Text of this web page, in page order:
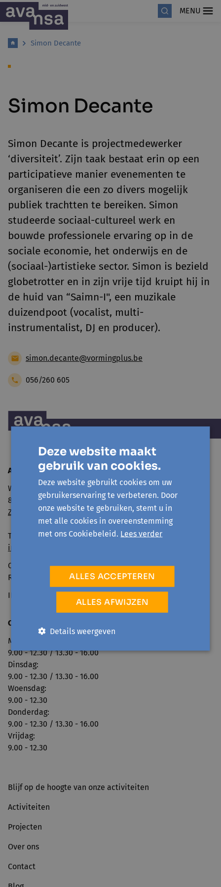
MENU
Simon Decante
Simon Decante
Simon Decante is projectmedewerker
‘diversiteit’. Zijn taak bestaat erin op een
participatieve manier evenementen te
organiseren die een zo divers mogelijk
publiek trachtten te bereiken. Simon
studeerde sociaal-cultureel werk en
bouwde professionele ervaring op in de
sociale economie, het onderwijs en de
(sociaal-)artistieke sector. Simon is bezield
globetrotter en in zijn vrije tijd kruipt hij in
de huid van “Saimn-I", een muzikale
duizendpoot (vocalist, multi-
instrumentalist, DJ en producer).
simon.decante@vormingplus.be
056/260 605
Avansa
Mid- en Zuidwest
Wandelweg 11
8500 Kortrijk
Zo geraak je er
Tel: 056 260 600
info@avansa-mzw.be
Ondernemingsnummer: BE0859.901.733
RPR GENT, afd. KORTRIJK
IBAN BE69 0014 0920 4478
Openingsuren onthaal:
Maandag:
9.00 - 12.30 / 13.30 - 16.00
Dinsdag:
9.00 - 12.30 / 13.30 - 16.00
Woensdag:
9.00 - 12.30
Donderdag:
9.00 - 12.30 / 13.30 - 16.00
Vrijdag:
9.00 - 12.30
Blijf op de hoogte van onze activiteiten
Activiteiten
Projecten
Over ons
Contact
Deze website maakt
gebruik van cookies.
Deze website gebruikt cookies om uw
gebruikerservaring te verbeteren. Door
onze website te gebruiken, stemt u in
met alle cookies in overeenstemming
met ons Cookiebeleid. Lees verder
ALLES ACCEPTEREN
ALLES AFWIJZEN
Details weergeven